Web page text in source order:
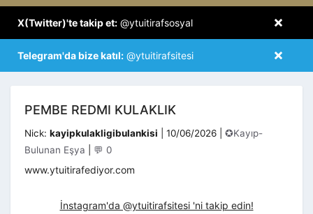
×
X(Twitter)'te takip et: @ytuitirafsosyal
×
Telegram'da bize katıl: @ytuitirafsitesi
PEMBE REDMI KULAKLIK
Nick: kayipkulakligibulankisi 10/06/2026 Kategoriler
✪Kayıp-
Bulunan Eşya
💬 0
www.ytuitirafediyor.com
İnstagram'da @ytuitirafsitesi 'ni takip edin!